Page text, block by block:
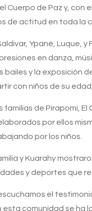
de Paz y, con
de actitud en toda la
Ypané, Luque,
en danza,
y la exposición
con niños de su
de Pirapomi,
por ellos
por los niños.
y Kuarahy
y deportes que
el
comunidad se ha